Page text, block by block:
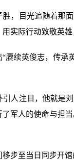
胜，目光追随着那
实际行动致敬英
赓续英俊志，传承
引人注目，他就是
军人的使命与担
步至当日同步开